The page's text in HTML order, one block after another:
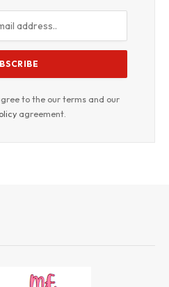
to the our terms and our
agreement.